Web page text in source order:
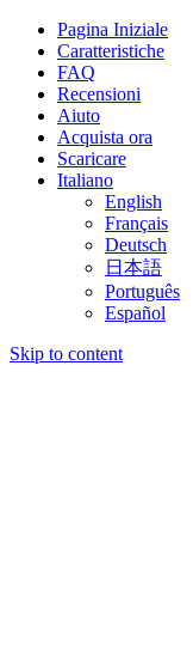
Pagina Iniziale
Caratteristiche
FAQ
Recensioni
Aiuto
Acquista ora
Scaricare
Italiano
English
Français
Deutsch
日本語
Português
Español
Skip to content